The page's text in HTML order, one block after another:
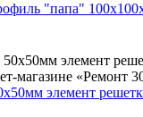
"папа"
элемент